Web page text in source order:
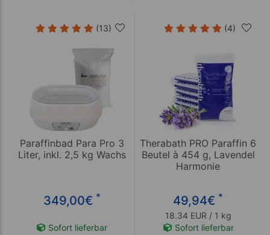
(13)
Paraffinbad Para Pro 3
Liter, inkl. 2,5 kg Wachs
349,00€ *
Sofort lieferbar
(4)
Therabath PRO Paraffin 6
Beutel à 454 g, Lavendel
Harmonie
49,94€ *
18.34 EUR / 1 kg
Sofort lieferbar